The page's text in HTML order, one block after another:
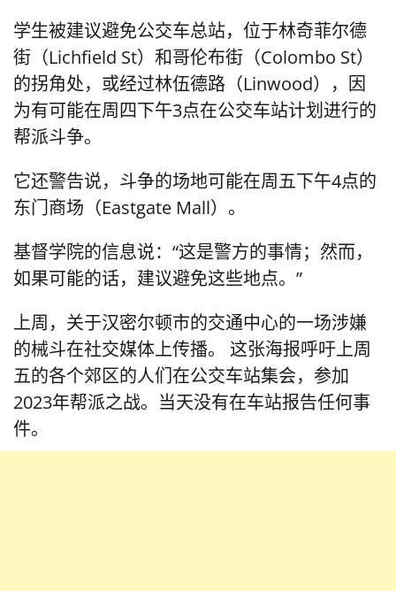
学生被建议避免公交车总站，位于林奇菲尔德
街（Lichfield St）和哥伦布街（Colombo St）
的拐角处，或经过林伍德路（Linwood），因
为有可能在周四下午3点在公交车站计划进行的
帮派斗争。
它还警告说，斗争的场地可能在周五下午4点的
东门商场（Eastgate Mall）。
基督学院的信息说：“这是警方的事情；然而，
如果可能的话，建议避免这些地点。”
上周，关于汉密尔顿市的交通中心的一场涉嫌
的械斗在社交媒体上传播。 这张海报呼吁上周
五的各个郊区的人们在公交车站集会，参加
2023年帮派之战。当天没有在车站报告任何事
件。